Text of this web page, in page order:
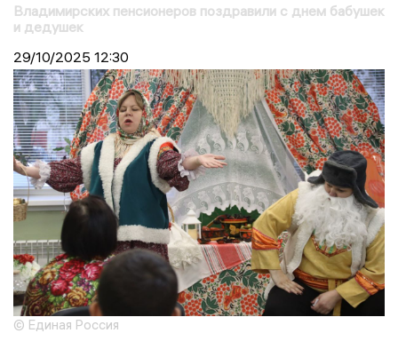
Владимирских пенсионеров поздравили с днем бабушек
и дедушек
29/10/2025 12:30
© Единая Россия